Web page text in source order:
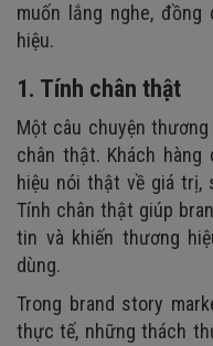
muốn lắng nghe,
hiệu.
1. Tính chân thật
Một câu chuyện
chân thật. Khách
hiệu nói thật về giá trị,
Tính chân thật giúp
tin và khiến thương
dùng.
Trong brand story
thực tế, những thách